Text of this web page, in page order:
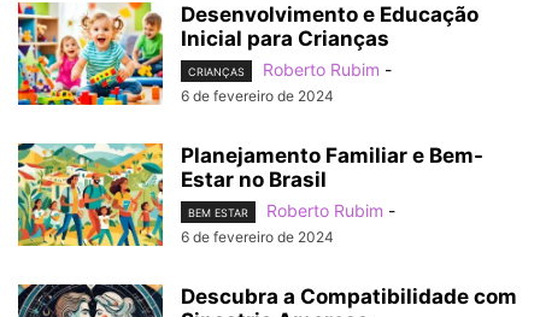
Desenvolvimento e Educação
Inicial para Crianças
CRIANÇAS Roberto Rubim -
6 de fevereiro de 2024
Planejamento Familiar e Bem-
Estar no Brasil
BEM ESTAR Roberto Rubim -
6 de fevereiro de 2024
Descubra a Compatibilidade com